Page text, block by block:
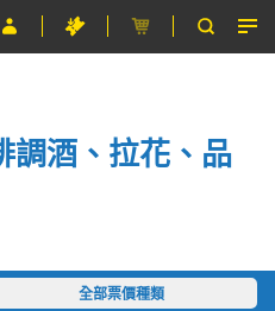
調酒、拉花、品
全部票價種類